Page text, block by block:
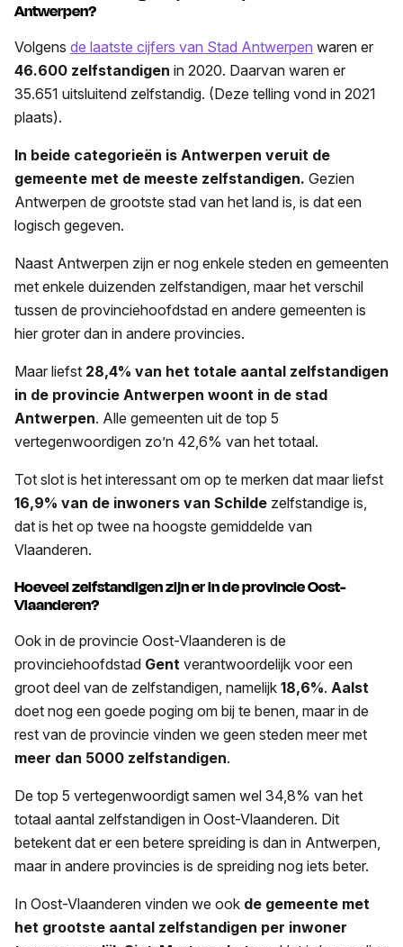
Antwerpen?
Volgens de laatste cijfers van Stad Antwerpen waren er
46.600 zelfstandigen in 2020. Daarvan waren er
35.651 uitsluitend zelfstandig. (Deze telling vond in 2021
plaats).
In beide categorieën is Antwerpen veruit de
gemeente met de meeste zelfstandigen. Gezien
Antwerpen de grootste stad van het land is, is dat een
logisch gegeven.
Naast Antwerpen zijn er nog enkele steden en gemeenten
met enkele duizenden zelfstandigen, maar het verschil
tussen de provinciehoofdstad en andere gemeenten is
hier groter dan in andere provincies.
Maar liefst 28,4% van het totale aantal zelfstandigen
in de provincie Antwerpen woont in de stad
Antwerpen. Alle gemeenten uit de top 5
vertegenwoordigen zo’n 42,6% van het totaal.
Tot slot is het interessant om op te merken dat maar liefst
16,9% van de inwoners van Schilde zelfstandige is,
dat is het op twee na hoogste gemiddelde van
Vlaanderen.
Hoeveel zelfstandigen zijn er in de provincie Oost-
Vlaanderen?
Ook in de provincie Oost-Vlaanderen is de
provinciehoofdstad Gent verantwoordelijk voor een
groot deel van de zelfstandigen, namelijk 18,6%. Aalst
doet nog een goede poging om bij te benen, maar in de
rest van de provincie vinden we geen steden meer met
meer dan 5000 zelfstandigen.
De top 5 vertegenwoordigt samen wel 34,8% van het
totaal aantal zelfstandigen in Oost-Vlaanderen. Dit
betekent dat er een betere spreiding is dan in Antwerpen,
maar in andere provincies is de spreiding nog iets beter.
In Oost-Vlaanderen vinden we ook de gemeente met
het grootste aantal zelfstandigen per inwoner